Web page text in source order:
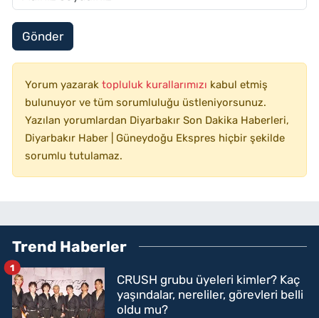
Gönder
Yorum yazarak topluluk kurallarımızı kabul etmiş
bulunuyor ve tüm sorumluluğu üstleniyorsunuz.
Yazılan yorumlardan Diyarbakır Son Dakika Haberleri,
Diyarbakır Haber | Güneydoğu Ekspres hiçbir şekilde
sorumlu tutulamaz.
Trend Haberler
CRUSH grubu üyeleri kimler? Kaç
yaşındalar, nereliler, görevleri belli
oldu mu?
1